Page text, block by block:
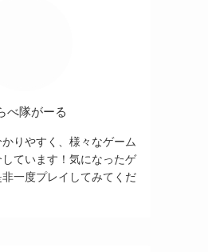
べ隊がーる
りやすく、様々なゲーム
ています！気になったゲ
一度プレイしてみてくだ